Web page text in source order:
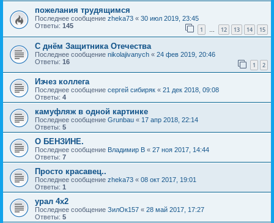
пожелания трудящимся
Последнее сообщение zheka73 « 30 июл 2019, 23:45
Ответы: 145 1 … 12 13 14 15
С днём Защитника Отечества
Последнее сообщение nikolajivanych « 24 фев 2019, 20:46
Ответы: 16 1 2
Изчез коллега
Последнее сообщение сергей сибиряк « 21 дек 2018, 09:08
Ответы: 4
камуфляж в одной картинке
Последнее сообщение Grunbau « 17 апр 2018, 22:14
Ответы: 5
О БЕНЗИНЕ.
Последнее сообщение Владимир В « 27 ноя 2017, 14:44
Ответы: 7
Просто красавец..
Последнее сообщение zheka73 « 08 окт 2017, 19:01
Ответы: 1
урал 4х2
Последнее сообщение ЗилОк157 « 28 май 2017, 17:27
Ответы: 5